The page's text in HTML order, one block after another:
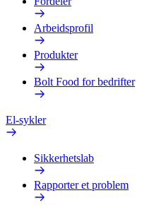
Arbeidsprofil
Produkter
Bolt Food for bedrifter
El-sykler
Sikkerhetslab
Rapporter et problem